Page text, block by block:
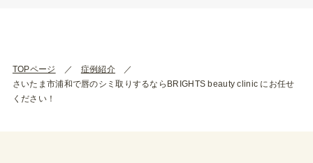
TOPページ
症例紹介
さいたま市浦和で唇のシミ取りするならBRIGHTS beauty clinic にお任せ
ください！